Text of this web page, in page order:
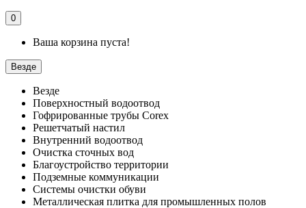
0
Ваша корзина пуста!
Везде
Везде
Поверхностный водоотвод
Гофрированные трубы Corex
Решетчатый настил
Внутренний водоотвод
Очистка сточных вод
Благоустройство территории
Подземные коммуникации
Системы очистки обуви
Металлическая плитка для промышленных полов